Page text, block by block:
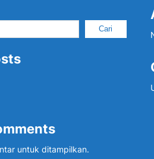
Cari
untuk ditampilkan.